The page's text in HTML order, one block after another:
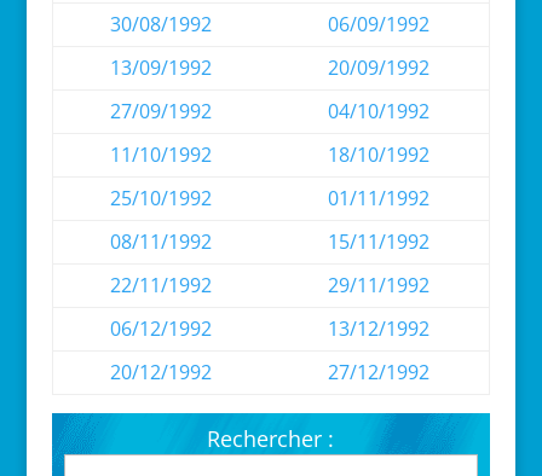
30/08/1992
06/09/1992
13/09/1992
20/09/1992
27/09/1992
04/10/1992
11/10/1992
18/10/1992
25/10/1992
01/11/1992
08/11/1992
15/11/1992
22/11/1992
29/11/1992
06/12/1992
13/12/1992
20/12/1992
27/12/1992
Rechercher :